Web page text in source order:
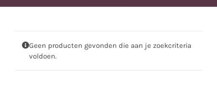
Geen producten gevonden die aan je zoekcriteria
voldoen.